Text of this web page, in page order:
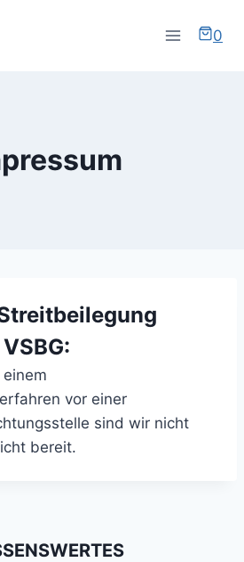
0
vor einer
sind wir nicht
bereit.